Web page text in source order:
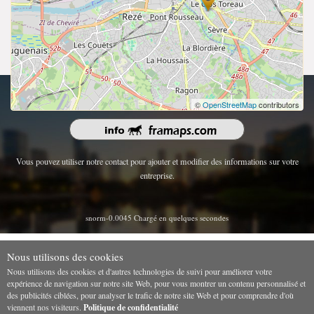
©OpenStreetMapcontributors
droits d'auteur 2026 | Tous les droits sont réservés.
Vous pouvez utiliser notre contact pour ajouter et modifier des informations sur votre
entreprise.
snorm-0.0045 Chargé en quelques secondes
Nous utilisons des cookies
Nous utilisons des cookies et d'autres technologies de suivi pour améliorer votre
expérience de navigation sur notre site Web, pour vous montrer un contenu personnalisé et
des publicités ciblées, pour analyser le trafic de notre site Web et pour comprendre d'où
viennent nos visiteurs. Politique de confidentialité